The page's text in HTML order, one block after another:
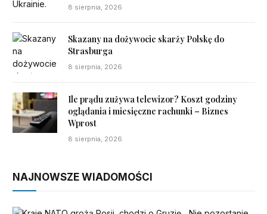
8 sierpnia, 2026
Skazany na dożywocie skarży Polskę do
Strasburga
8 sierpnia, 2026
Ile prądu zużywa telewizor? Koszt godziny
oglądania i miesięczne rachunki – Biznes
Wprost
8 sierpnia, 2026
NAJNOWSZE WIADOMOŚCI